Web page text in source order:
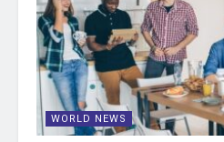
WORLD NEWS